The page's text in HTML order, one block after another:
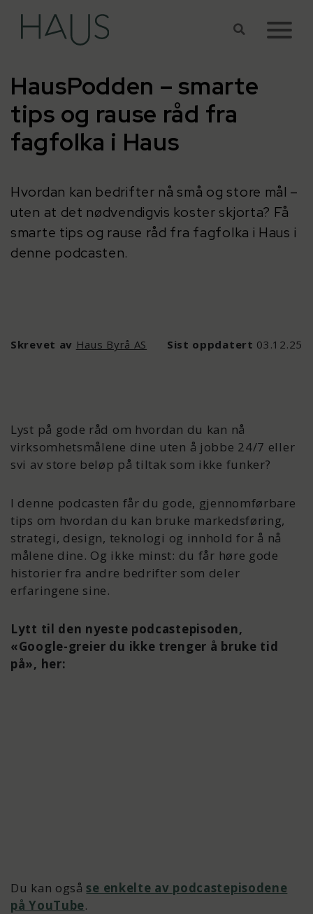
HausPodden – smarte
tips og rause råd fra
fagfolka i Haus
Hvordan kan bedrifter nå små og store mål –
uten at det nødvendigvis koster skjorta? Få
smarte tips og rause råd fra fagfolka i Haus i
denne podcasten.
Skrevet av Haus Byrå AS Sist oppdatert 03.12.25
Lyst på gode råd om hvordan du kan nå
virksomhetsmålene dine uten å jobbe 24/7 eller
svi av store beløp på tiltak som ikke funker?
I denne podcasten får du gode, gjennomførbare
tips om hvordan du kan bruke markedsføring,
strategi, design, teknologi og innhold for å nå
målene dine. Og ikke minst: du får høre gode
historier fra andre bedrifter som deler
erfaringene sine.
Lytt til den nyeste podcastepisoden,
«Google-greier du ikke trenger å bruke tid
på», her:
Du kan ogsåse enkelte av podcastepisodene
på YouTube.